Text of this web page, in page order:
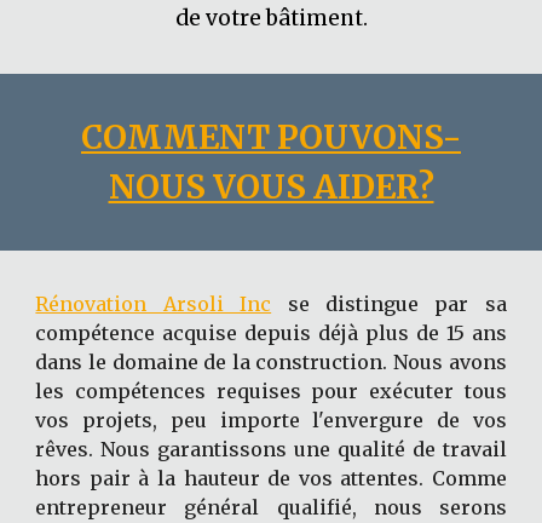
de votre bâtiment.
COMMENT POUVONS-
NOUS VOUS AIDER?
Rénovation Arsoli Inc se distingue par sa
compétence acquise depuis déjà plus de 15 ans
dans le domaine de la construction. Nous avons
les compétences requises pour exécuter tous
vos projets, peu importe l'envergure de vos
rêves. Nous garantissons une qualité de travail
hors pair à la hauteur de vos attentes. Comme
entrepreneur général qualifié, nous serons